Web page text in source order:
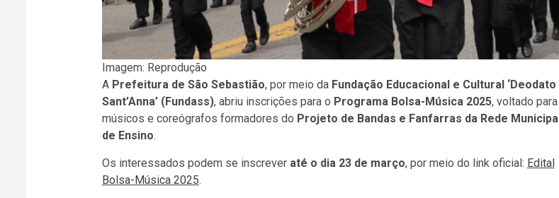
Imagem: Reprodução
A Prefeitura de São Sebastião, por meio da Fundação Educacional e Cultural ‘Deodato
Sant’Anna’ (Fundass), abriu inscrições para o Programa Bolsa-Música 2025, voltado para
músicos e coreógrafos formadores do Projeto de Bandas e Fanfarras da Rede Municipal
de Ensino.
Os interessados podem se inscrever até o dia 23 de março, por meio do link oficial: Edital
Bolsa-Música 2025.